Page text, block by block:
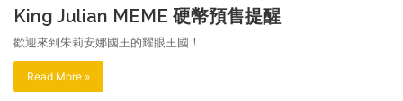
King Julian MEME 硬幣預售提醒
歡迎來到朱莉安娜國王的耀眼王國！
Read More »